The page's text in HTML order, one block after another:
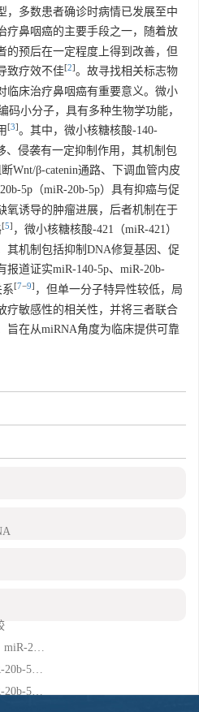
，多数患者确诊时病情已发展至中
疗鼻咽癌的主要手段之一，随着放
的预后在一定程度上得到改善，但
致疗效不佳[2]。故寻找相关标志物
临床治疗鼻咽癌有重要意义。微小
码小分子，具有多种生物学功能，
[3]。其中，微小核糖核酸-140-
、侵袭有一定抑制作用，其机制包
Wnt/β-catenin通路、下调血管内皮
5p（miR-20b-5p）具有抑癌与促
氧诱导的肿瘤进展，后者机制在于
[5] ，微小核糖核酸-421（miR-421）
其机制包括抑制DNA修复基因、促
报道证实miR-140-5p、miR-20b-
系[7−9] ，但单一分子特异性较低，局
疗敏感性的相关性，并将三者联合
旨在从miRNA角度为临床提供可靠
2.2 两组miR-140-5p、miR-20b-5p、miR-421水平比较
2.3 miR-140-5p、miR-20b-5p、miR-421与放疗敏感性的Logistic回归分析
2.4 miR-140-5p、miR-20b-5p、miR-421对放疗敏感性的预测价值